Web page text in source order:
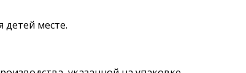
детей месте.